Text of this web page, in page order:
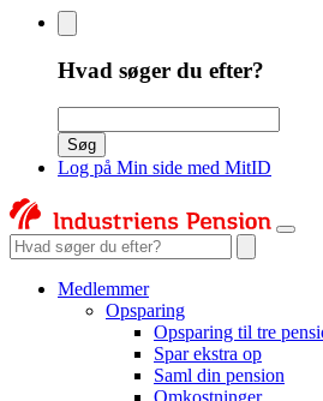
Hvad søger du efter?
Søg
Log på Min side med MitID
Søgeord
Medlemmer
Opsparing
Opsparing til tre
Spar ekstra op
Saml din pension
Omkostninger